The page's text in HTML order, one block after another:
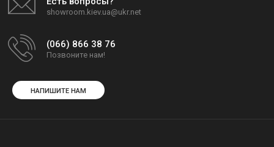
showroom.kiev.ua@ukr.net
(066) 866 38 76
Позвоните нам!
НАПИШИТЕ НАМ